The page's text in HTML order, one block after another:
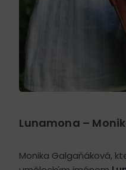
Lunamona –
Monika Galgaňáková,